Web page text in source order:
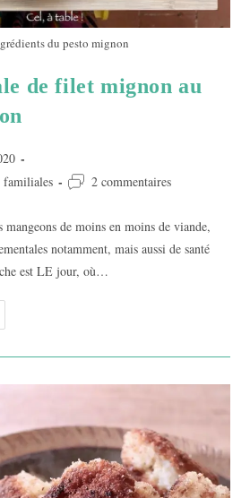
du pesto mignon
de filet mignon au
familiales
Commentaires
publication :
2 commentaires
mangeons de moins en moins de viande,
notamment, mais aussi de santé
est LE jour, où…